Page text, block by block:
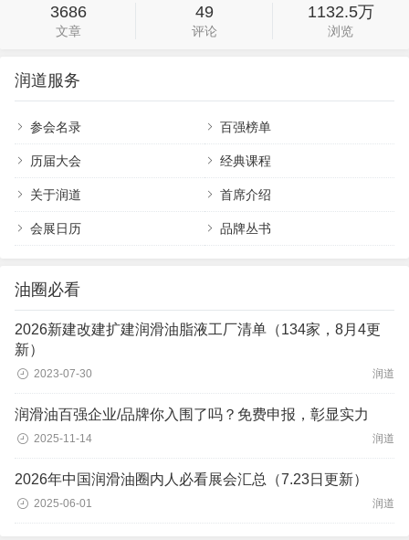
3686
文章
49
评论
1132.5万
浏览
润道服务
参会名录 百强榜单
历届大会 经典课程
关于润道 首席介绍
会展日历 品牌丛书
油圈必看
2026新建改建扩建润滑油脂液工厂清单（134家，8月4更
新）
2023-07-30 润道
润滑油百强企业/品牌你入围了吗？免费申报，彰显实力
2025-11-14 润道
2026年中国润滑油圈内人必看展会汇总（7.23日更新）
2025-06-01 润道